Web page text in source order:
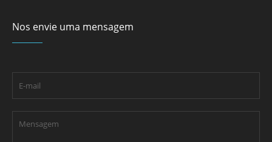
Nos envie uma mensagem